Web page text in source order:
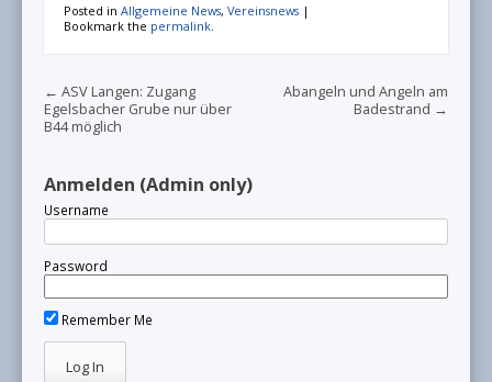
Posted in Allgemeine News, Vereinsnews |
Bookmark the permalink
Post navigation
← ASV Langen: Zugang
Egelsbacher Grube nur über
B44 möglich
Abangeln und Angeln am
Badestrand →
Anmelden (Admin only)
Username
Password
Remember Me